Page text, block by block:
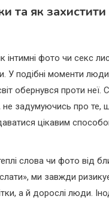
та як захистити
інтимні фото чи секс
У подібні моменти
обернувся проти
не задумуючись про
цікавим
слова чи фото від
ми завжди
а й дорослі люди.